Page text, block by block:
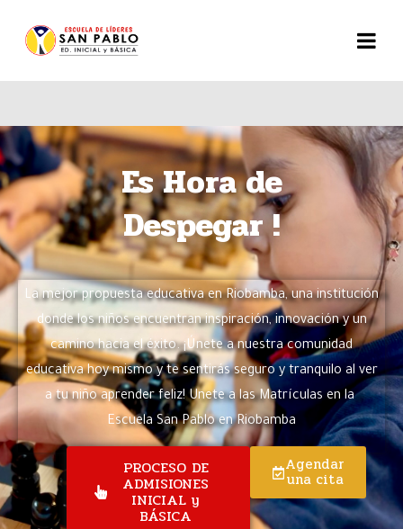
Es Hora de
Despegar !
La mejor propuesta educativa en Riobamba, una institución
donde los niños encuentran inspiración, innovación y un
camino hacia el éxito. ¡Únete a nuestra comunidad
educativa hoy mismo y te sentirás seguro y tranquilo al ver
a tu niño aprender feliz! Unete a las Matrículas en la
Escuela San Pablo en Riobamba
PROCESO DE
ADMISIONES
INICIAL y
BÁSICA
Agendar
una cita